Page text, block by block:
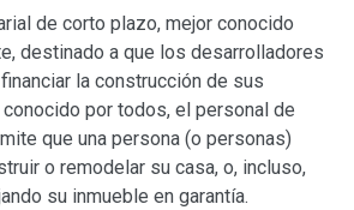
de corto plazo, mejor conocido
destinado a que los desarrolladores
la construcción de sus
por todos, el personal de
que una persona (o personas)
o remodelar su casa, o, incluso,
su inmueble en garantía.